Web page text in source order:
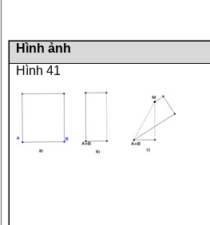
Hình ảnh
Hình 41